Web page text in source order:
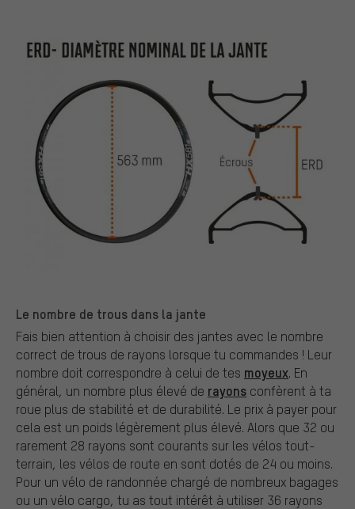
Le nombre de trous dans la jante
Fais bien attention à choisir des jantes avec le nombre
correct de trous de rayons lorsque tu commandes ! Leur
nombre doit correspondre à celui de tes moyeux. En
général, un nombre plus élevé de rayons confèrent à ta
roue plus de stabilité et de durabilité. Le prix à payer pour
cela est un poids légèrement plus élevé. Alors que 32 ou
rarement 28 rayons sont courants sur les vélos tout-
terrain, les vélos de route en sont dotés de 24 ou moins.
Pour un vélo de randonnée chargé de nombreux bagages
ou un vélo cargo, tu as tout intérêt à utiliser 36 rayons